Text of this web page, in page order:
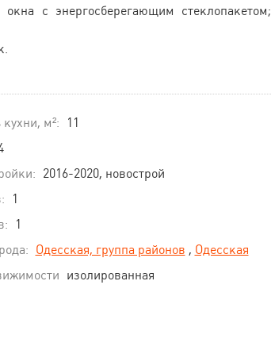
с энергосберегающим стеклопакетом;
м²:
11
2016-2020, новострой
1
1
Одесская, группа районов , Одесская
изолированная